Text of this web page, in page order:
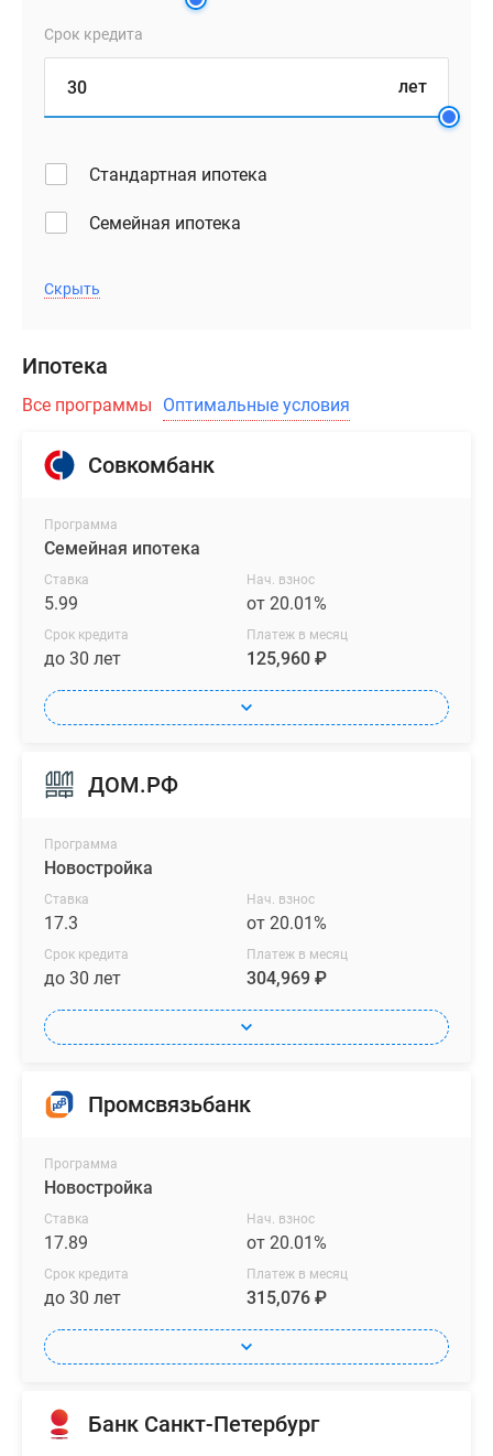
Срок кредита
лет
Стандартная ипотека
Семейная ипотека
Скрыть
Ипотека
Все программы Оптимальные условия
Совкомбанк
Программа
Семейная ипотека
Ставка
5.99
Нач. взнос
от 20.01%
Срок кредита
до 30 лет
Платеж в месяц
125,960 ₽
ДОМ.РФ
Программа
Новостройка
Ставка
17.3
Нач. взнос
от 20.01%
Срок кредита
до 30 лет
Платеж в месяц
304,969 ₽
Промсвязьбанк
Программа
Новостройка
Ставка
17.89
Нач. взнос
от 20.01%
Срок кредита
до 30 лет
Платеж в месяц
315,076 ₽
Банк Санкт-Петербург